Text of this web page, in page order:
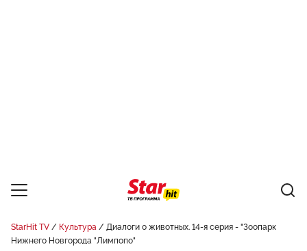
StarHit TV Культура
Диалоги о животных. 14-я серия - "Зоопарк
Нижнего Новгорода "Лимпопо"